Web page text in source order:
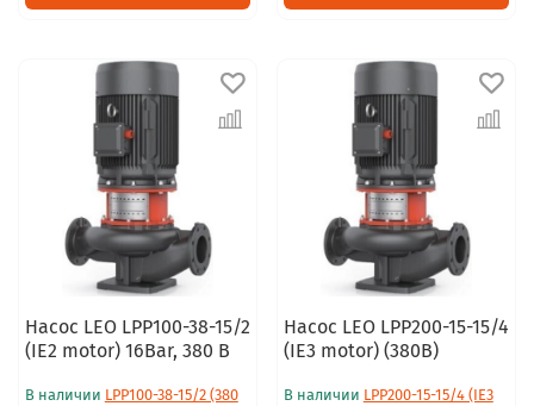
Насос LEO LPP100-38-15/2
(IE2 motor) 16Bar, 380 В
В наличии LPP100-38-15/2 (380
Насос LEO LPP200-15-15/4
(IE3 motor) (380В)
В наличии LPP200-15-15/4 (IE3